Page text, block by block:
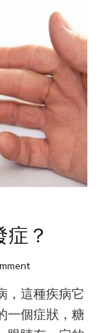
？
on
尿
上
眼
，這種疾病它
一個症狀，糖